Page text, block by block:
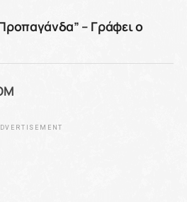
– Γράφει ο